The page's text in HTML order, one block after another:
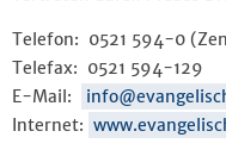
Telefon: 0521 594-0
Telefax: 0521 594-129
E-Mail:
Internet: